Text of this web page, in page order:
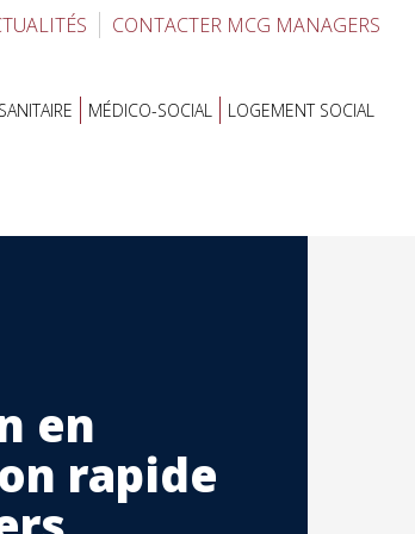
CONTACTER MCG MANAGERS
SANITAIRE MÉDICO-SOCIAL LOGEMENT SOCIAL
en
rapide